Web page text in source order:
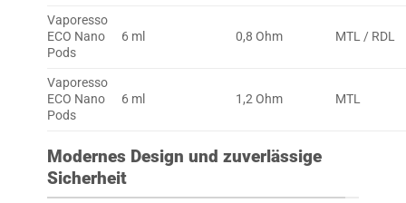
Vaporesso
ECO Nano
Pods
6 ml 0,8 Ohm MTL / RDL
Vaporesso
ECO Nano
Pods
6 ml 1,2 Ohm MTL
Modernes Design und zuverlässige
Sicherheit